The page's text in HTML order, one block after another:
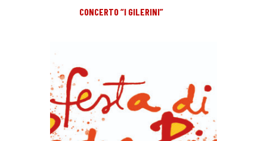
CONCERTO “I GILERINI”